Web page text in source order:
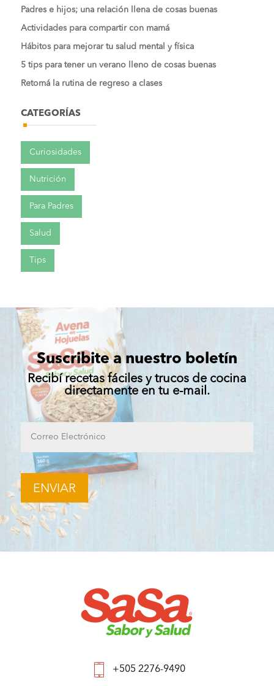
Padres e hijos; una relación llena de cosas buenas
Actividades para compartir con mamá
Hábitos para mejorar tu salud mental y física
5 tips para tener un verano lleno de cosas buenas
Retomá la rutina de regreso a clases
CATEGORÍAS
Curiosidades
Nutrición
Para Padres
Salud
Tips
Suscribite a nuestro boletín
Recibí recetas fáciles y trucos de cocina
directamente en tu e-mail.
+505 2276-9490